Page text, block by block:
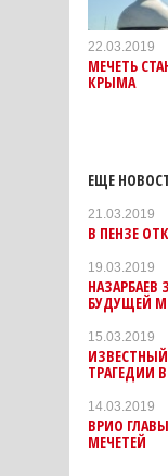
22.03.2019
МЕЧЕТЬ
КРЫМА
ЕЩЕ
21.03.2019
В ПЕНЗЕ
19.03.2019
НАЗАРБАЕВ
БУДУЩЕЙ
15.03.2019
ТРАГЕДИИ
14.03.2019
ВРИО
МЕЧЕТЕЙ